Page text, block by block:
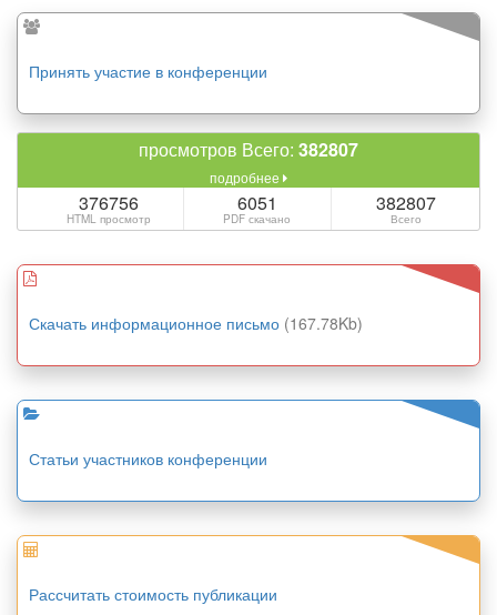
Принять участие в конференции
просмотров Всего: 382807
подробнее
376756
HTML просмотр
6051
PDF скачано
382807
Всего
Скачать информационное письмо (167.78Kb)
Статьи участников конференции
Рассчитать стоимость публикации